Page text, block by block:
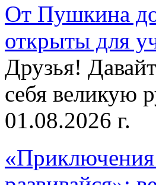
От Пушкина
открыты для
Друзья!
себя великую
01.08.2026 г.